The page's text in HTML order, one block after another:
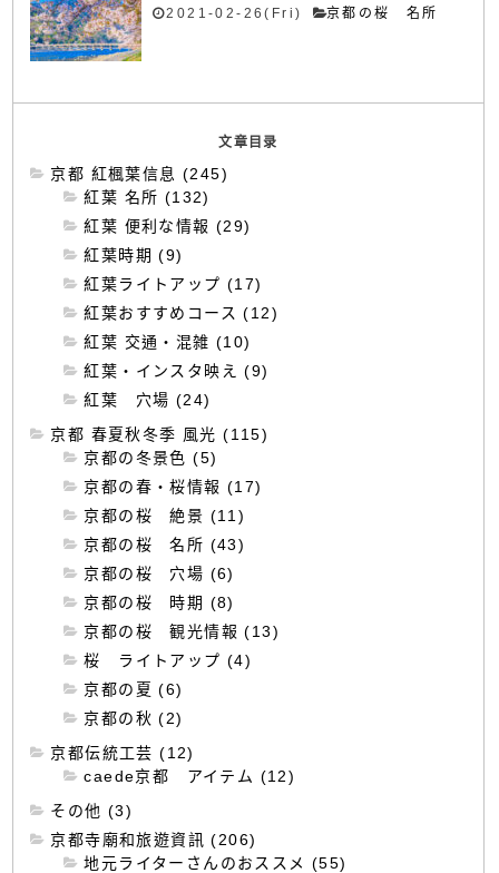
2021-02-26(Fri) 京都の桜 名所
文章目录
京都 紅楓葉信息 (245)
紅葉 名所 (132)
紅葉 便利な情報 (29)
紅葉時期 (9)
紅葉ライトアップ (17)
紅葉おすすめコース (12)
紅葉 交通・混雑 (10)
紅葉・インスタ映え (9)
紅葉 穴場 (24)
京都 春夏秋冬季 風光 (115)
京都の冬景色 (5)
京都の春・桜情報 (17)
京都の桜 絶景 (11)
京都の桜 名所 (43)
京都の桜 穴場 (6)
京都の桜 時期 (8)
京都の桜 観光情報 (13)
桜 ライトアップ (4)
京都の夏 (6)
京都の秋 (2)
京都伝統工芸 (12)
caede京都 アイテム (12)
その他 (3)
京都寺廟和旅遊資訊 (206)
地元ライターさんのおススメ (55)